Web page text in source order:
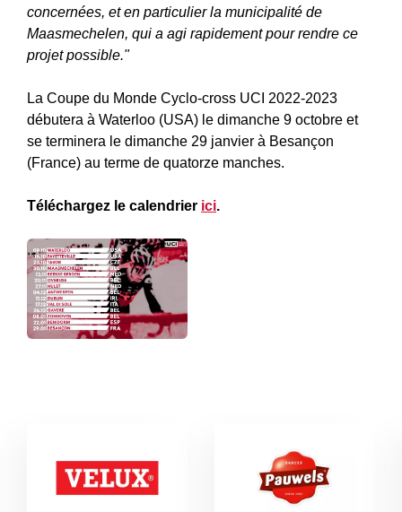
concernées, et en particulier la municipalité de
Maasmechelen, qui a agi rapidement pour rendre ce
projet possible."
La Coupe du Monde Cyclo-cross UCI 2022-2023
débutera à Waterloo (USA) le dimanche 9 octobre et
se terminera le dimanche 29 janvier à Besançon
(France) au terme de quatorze manches.
Téléchargez le calendrier ici.